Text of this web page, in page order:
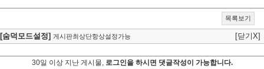
목록보기
[숨덕모드설정] 게시판최상단항상설정가능 [닫기X]
30일 이상 지난 게시물, 로그인을 하시면 댓글작성이 가능합니다.